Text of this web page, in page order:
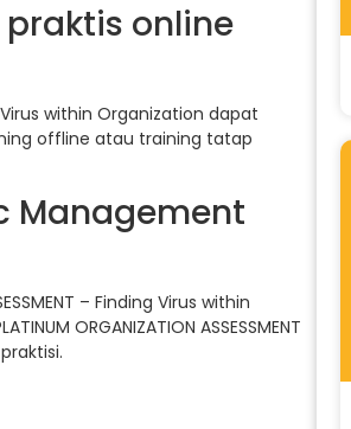
praktis online
Virus within Organization dapat
offline atau training tatap
Management
– Finding Virus within
ORGANIZATION ASSESSMENT